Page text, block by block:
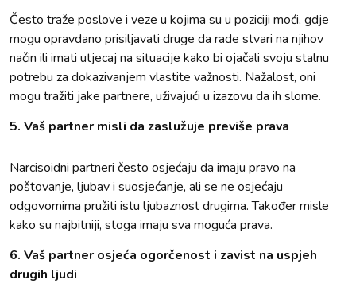
Često traže poslove i veze u kojima su u poziciji moći, gdje
mogu opravdano prisiljavati druge da rade stvari na njihov
način ili imati utjecaj na situacije kako bi ojačali svoju stalnu
potrebu za dokazivanjem vlastite važnosti. Nažalost, oni
mogu tražiti jake partnere, uživajući u izazovu da ih slome.
5. Vaš partner misli da zaslužuje previše prava
Narcisoidni partneri često osjećaju da imaju pravo na
poštovanje, ljubav i suosjećanje, ali se ne osjećaju
odgovornima pružiti istu ljubaznost drugima. Također misle
kako su najbitniji, stoga imaju sva moguća prava.
6. Vaš partner osjeća ogorčenost i zavist na uspjeh
drugih ljudi